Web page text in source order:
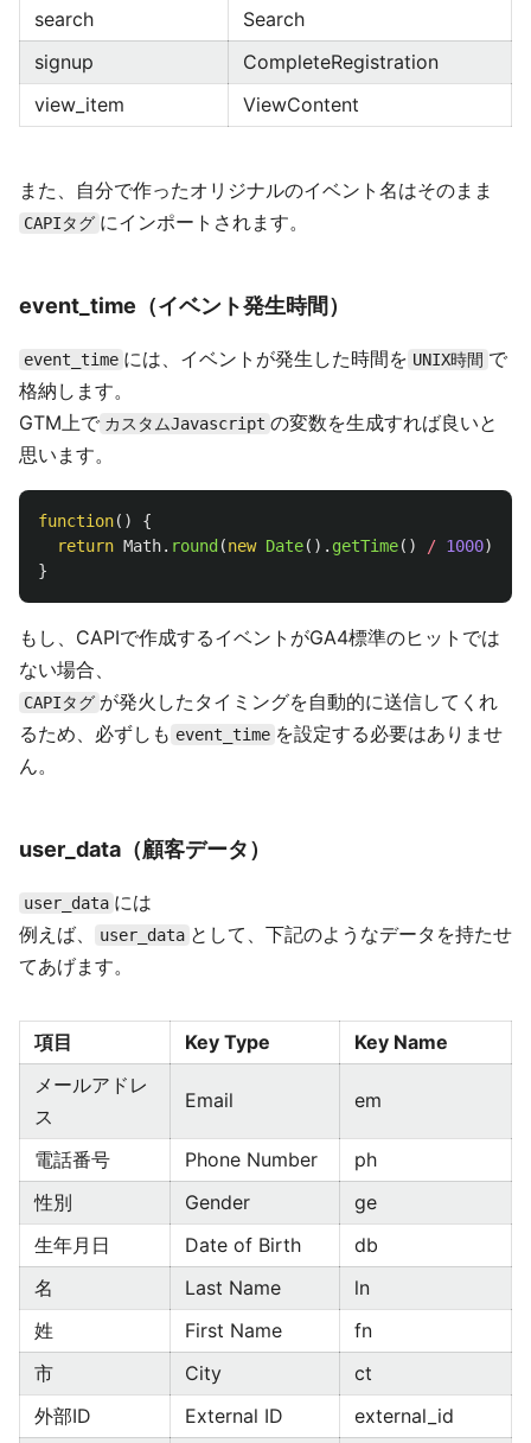
search
Search
signup
CompleteRegistration
view_item
ViewContent
また、自分で作ったオリジナルのイベント名はそのまま
CAPIタグ にインポートされます。
event_time（イベント発生時間）
event_time には、イベントが発生した時間を UNIX時間 で
格納します。
GTM上で カスタムJavascript の変数を生成すれば良いと
思います。
function()
{
return Math. round (new Date(). getTime() / 1000);
}
もし、CAPIで作成するイベントがGA4標準のヒットでは
ない場合、
CAPIタグ が発火したタイミングを自動的に送信してくれ
るため、必ずしも event_time を設定する必要はありませ
ん。
user_data（顧客データ）
user_data には
例えば、
user_data として、下記のようなデータを持たせ
てあげます。
項目 Key Type
Key Name
メールアドレ
ス
Email em
電話番号 Phone Number
ph
性別
Gender
ge
生年月日
Date of Birth
db
名
Last Name
ln
姓
First Name
fn
市
City
ct
外部ID
External ID external_id